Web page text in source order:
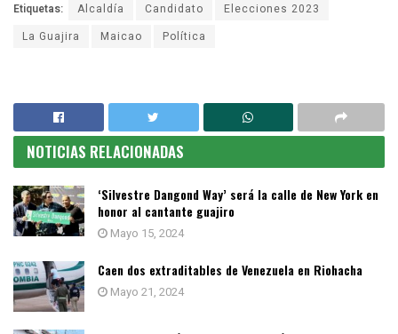
Etiquetas: Alcaldía Candidato
Elecciones 2023
La Guajira
Maicao Política
NOTICIAS RELACIONADAS
‘Silvestre Dangond Way’ será la calle de New York en
honor al cantante guajiro
Mayo 15, 2024
Caen dos extraditables de Venezuela en Riohacha
Mayo 21, 2024